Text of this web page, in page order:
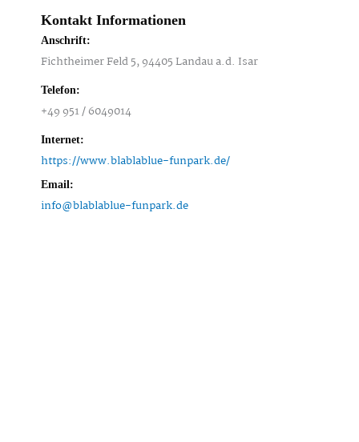
Kontakt Informationen
Anschrift:
Fichtheimer Feld 5, 94405 Landau a.d. Isar
Telefon:
+49 951 / 6049014
Internet:
https://www.blablablue-funpark.de/
Email:
info@blablablue-funpark.de